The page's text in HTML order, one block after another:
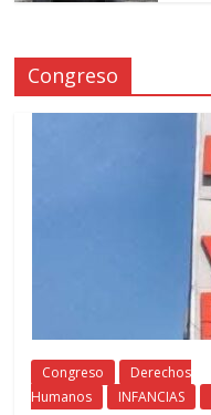
Congreso
Congreso
Derechos
Humanos
INFANCIAS